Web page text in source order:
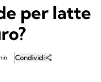
per latte
Condividi